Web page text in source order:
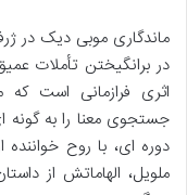
ماندگاری موبی دیک در
در برانگیختن تأملات
اثری فرازمانی است که
جستجوی معنا را به گونه
دوره ای، با روح خواننده
ملویل، الهاماتش از